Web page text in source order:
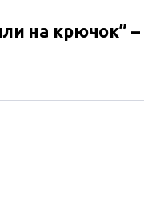
на крючок”